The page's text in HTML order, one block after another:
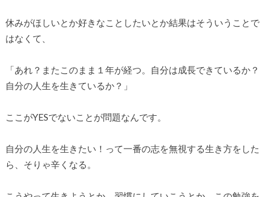
休みがほしいとか好きなことしたいとか結果はそういうことで
はなくて、
「あれ？またこのまま１年が経つ。自分は成長できているか？
自分の人生を生きているか？」
ここがYESでないことが問題なんです。
自分の人生を生きたい！って一番の志を無視する生き方をした
ら、そりゃ辛くなる。